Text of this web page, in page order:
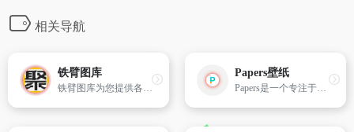
相关导航
铁臂图库
铁臂图库为您提供各种品牌工程机械高清图片,包括产品图片,施工图片,维修图片,展会图片,行业图片,趣味图片。买工程机械就上铁臂商城。
Papers壁纸
Papers是一个专注于提供高质量4K高清壁纸图像的网站，支持苹果手机、安卓手机、台式机等设备尺寸免费下载。